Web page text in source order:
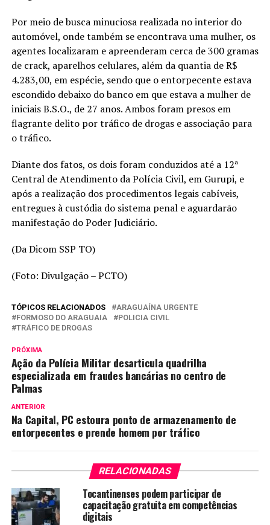
Por meio de busca minuciosa realizada no interior do
automóvel, onde também se encontrava uma mulher, os
agentes localizaram e apreenderam cerca de 300 gramas
de crack, aparelhos celulares, além da quantia de R$
4.283,00, em espécie, sendo que o entorpecente estava
escondido debaixo do banco em que estava a mulher de
iniciais B.S.O., de 27 anos. Ambos foram presos em
flagrante delito por tráfico de drogas e associação para
o tráfico.
Diante dos fatos, os dois foram conduzidos até a 12ª
Central de Atendimento da Polícia Civil, em Gurupi, e
após a realização dos procedimentos legais cabíveis,
entregues à custódia do sistema penal e aguardarão
manifestação do Poder Judiciário.
(Da Dicom SSP TO)
(Foto: Divulgação – PCTO)
TÓPICOS RELACIONADOS
ARAGUAÍNA URGENTE
FORMOSO DO ARAGUAIA
POLICIA CIVIL
TRÁFICO DE DROGAS
PRÓXIMA
Ação da Polícia Militar desarticula quadrilha
especializada em fraudes bancárias no centro de
Palmas
ANTERIOR
Na Capital, PC estoura ponto de armazenamento de
entorpecentes e prende homem por tráfico
RELACIONADAS
Tocantinenses podem participar de
capacitação gratuita em competências
digitais